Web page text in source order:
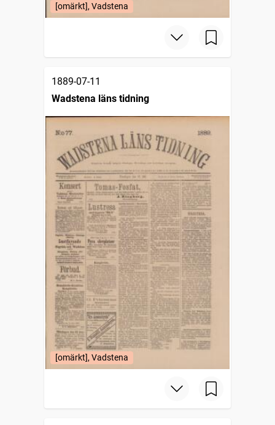
[omärkt], Vadstena
1889-07-11
Wadstena läns tidning
[omärkt], Vadstena